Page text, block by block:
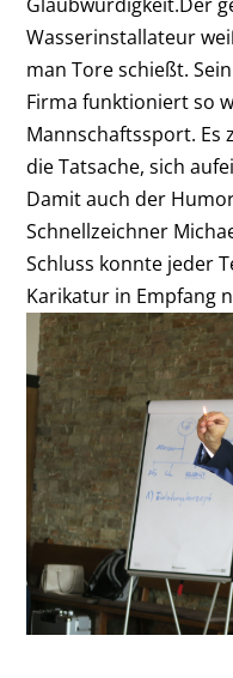
Wasserinstallateur
man Tore schießt.
Firma funktioniert so
Mannschaftssport. Es
die Tatsache, sich
Damit auch der
Schnellzeichner
Schluss konnte jeder
Karikatur in Empfang